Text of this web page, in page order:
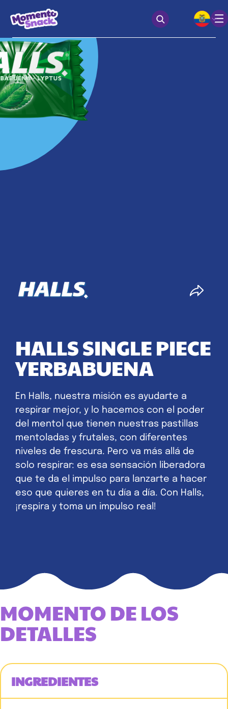
HALLS SINGLE PIECE
YERBABUENA
En Halls, nuestra misión es ayudarte a
respirar mejor, y lo hacemos con el poder
del mentol que tienen nuestras pastillas
mentoladas y frutales, con diferentes
niveles de frescura. Pero va más allá de
solo respirar: es esa sensación liberadora
que te da el impulso para lanzarte a hacer
eso que quieres en tu día a día. Con Halls,
¡respira y toma un impulso real!
MOMENTO DE LOS
DETALLES
INGREDIENTES